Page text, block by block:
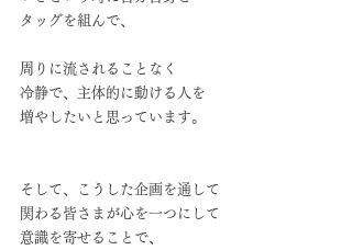
タッグを組んで、
周りに流されることなく
冷静で、主体的に動ける人を
増やしたいと思っています。
そして、こうした企画を通して
関わる皆さまが心を一つにして
意識を寄せることで、